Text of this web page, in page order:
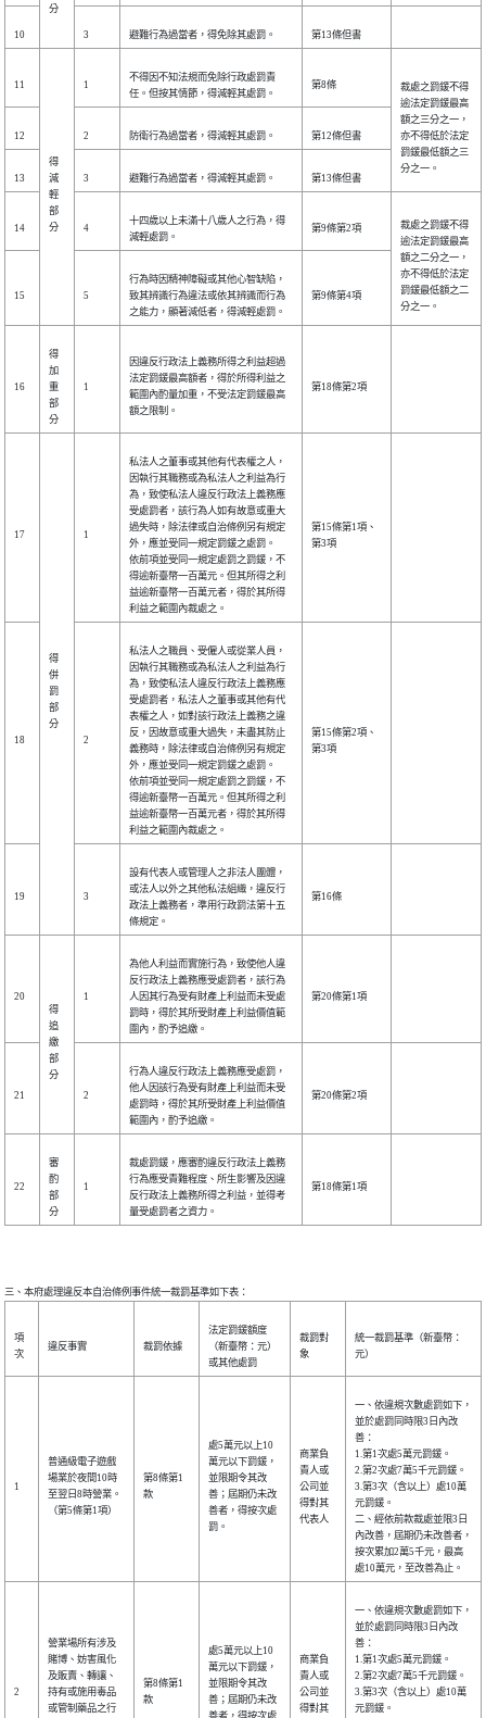
分
10 3 避難行為過當者，得免除其處罰。 第13條但書
11
得
減
輕
部
分
1
不得因不知法規而免除行政處罰責
任。但按其情節，得減輕其處罰。
第8條
裁處之罰鍰不得
逾法定罰鍰最高
額之三分之一，
亦不得低於法定
罰鍰最低額之三
分之一。
12 2 防衛行為過當者，得減輕其處罰。 第12條但書
13 3 避難行為過當者，得減輕其處罰。 第13條但書
14 4
十四歲以上未滿十八歲人之行為，得
減輕處罰。
第9條第2項
裁處之罰鍰不得
逾法定罰鍰最高
額之二分之一，
亦不得低於法定
罰鍰最低額之二
分之一。
15 5
行為時因精神障礙或其他心智缺陷，
致其辨識行為違法或依其辨識而行為
之能力，顯著減低者，得減輕處罰。
第9條第4項
16
得
加
重
部
分
1
因違反行政法上義務所得之利益超過
法定罰鍰最高額者，得於所得利益之
範圍內酌量加重，不受法定罰鍰最高
額之限制。
第18條第2項
17
得
併
罰
部
分
1
私法人之董事或其他有代表權之人，
因執行其職務或為私法人之利益為行
為，致使私法人違反行政法上義務應
受處罰者，該行為人如有故意或重大
過失時，除法律或自治條例另有規定
外，應並受同一規定罰鍰之處罰。
依前項並受同一規定處罰之罰鍰，不
得逾新臺幣一百萬元。但其所得之利
益逾新臺幣一百萬元者，得於其所得
利益之範圍內裁處之。
第15條第1項、
第3項
18 2
私法人之職員、受僱人或從業人員，
因執行其職務或為私法人之利益為行
為，致使私法人違反行政法上義務應
受處罰者，私法人之董事或其他有代
表權之人，如對該行政法上義務之違
反，因故意或重大過失，未盡其防止
義務時，除法律或自治條例另有規定
外，應並受同一規定罰鍰之處罰。
依前項並受同一規定處罰之罰鍰，不
得逾新臺幣一百萬元。但其所得之利
益逾新臺幣一百萬元者，得於其所得
利益之範圍內裁處之。
第15條第2項、
第3項
19 3
設有代表人或管理人之非法人團體，
或法人以外之其他私法組織，違反行
政法上義務者，準用行政罰法第十五
條規定。
第16條
20
得
追
繳
部
分
1
為他人利益而實施行為，致使他人違
反行政法上義務應受處罰者，該行為
人因其行為受有財產上利益而未受處
罰時，得於其所受財產上利益價值範
圍內，酌予追繳。
第20條第1項
21 2
行為人違反行政法上義務應受處罰，
他人因該行為受有財產上利益而未受
處罰時，得於其所受財產上利益價值
範圍內，酌予追繳。
第20條第2項
22
審
酌
部
分
1
裁處罰鍰，應審酌違反行政法上義務
行為應受責難程度、所生影響及因違
反行政法上義務所得之利益，並得考
量受處罰者之資力。
第18條第1項
項
次
違反事實 裁罰依據
法定罰鍰額度
（新臺幣：元）
或其他處罰
裁罰對
象
統一裁罰基準（新臺幣：
元）
1
普通級電子遊戲
場業於夜間10時
至翌日8時營業。
（第5條第1項）
第8條第1
款
處5萬元以上10
萬元以下罰鍰，
並限期令其改
善；屆期仍未改
善者，得按次處
罰。
商業負
責人或
公司並
得對其
代表人
一、依違規次數處罰如下，
並於處罰同時限3日內改
善：
1.第1次處5萬元罰鍰。
2.第2次處7萬5千元罰鍰。
3.第3次（含以上）處10萬
元罰鍰。
二、經依前款裁處並限3日
內改善，屆期仍未改善者，
按次累加2萬5千元，最高
處10萬元，至改善為止。
2
營業場所有涉及
賭博、妨害風化
及販賣、轉讓、
持有或施用毒品
或管制藥品之行
第8條第1
款
處5萬元以上10
萬元以下罰鍰，
並限期令其改
善；屆期仍未改
商業負
責人或
公司並
得對其
一、依違規次數處罰如下，
並於處罰同時限3日內改
善：
1.第1次處5萬元罰鍰。
2.第2次處7萬5千元罰鍰。
3.第3次（含以上）處10萬
元罰鍰。